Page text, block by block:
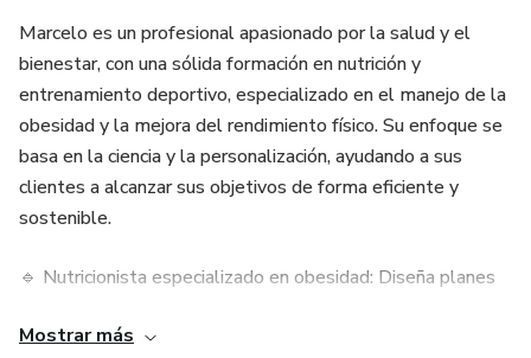
Marcelo es un profesional apasionado por la salud y el
bienestar, con una sólida formación en nutrición y
entrenamiento deportivo, especializado en el manejo de la
obesidad y la mejora del rendimiento físico. Su enfoque se
basa en la ciencia y la personalización, ayudando a sus
clientes a alcanzar sus objetivos de forma eficiente y
sostenible.
🔹 Nutricionista especializado en obesidad: Diseña planes
salud metabólica y la adherencia a largo plazo.
Mostrar más